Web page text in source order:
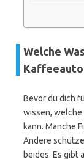
Welche
Bevor du dich
wissen, welche
kann. Manche
Andere
beides. Es gibt